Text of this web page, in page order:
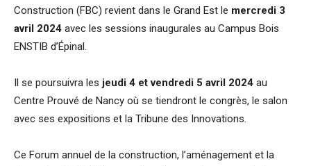
Construction (FBC) revient dans le Grand Est le mercredi 3
avril 2024 avec les sessions inaugurales au Campus Bois
ENSTIB d’Épinal.
Il se poursuivra les jeudi 4 et vendredi 5 avril 2024 au
Centre Prouvé de Nancy où se tiendront le congrès, le salon
avec ses expositions et la Tribune des Innovations.
Ce Forum annuel de la construction, l’aménagement et la